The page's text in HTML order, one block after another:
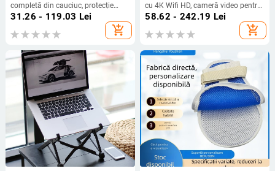
completă din cauciuc, protecție
împotriva prafului industrial, pentru
respirabilă
31.26 - 119.03 Lei
add_shopping_cart
cu 4K Wifi HD, cameră video pentru
exterior, cu înregistrare Wifi, pentru
58.62 - 242.19 Lei
add_shopping_cart